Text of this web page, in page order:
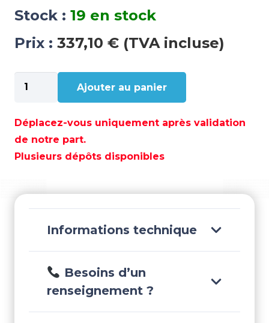
Stock : 19 en stock
Prix : 337,10 € (TVA incluse)
quantité
de
SIEGE
TELESCOPIQUE
A
450MM
Ajouter au panier
Déplacez-vous uniquement après validation
de notre part.
Plusieurs dépôts disponibles
Informations technique
Besoins d’un
renseignement ?